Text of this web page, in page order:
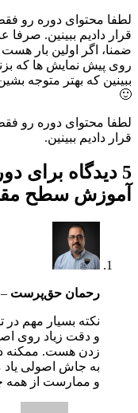
لطفا محتوای دوره رو فقط
قرار دادیم ببینین. صرفا
ضمنا، اگر اولین بار
روی پیش نمایش ها که
ببینین که بهتر متوجه
🙂
لطفا محتوای دوره رو فقط
قرار دادیم ببینین.
5 دیدگاه برای
آموزش سطح
رحمان حق‌پرست –
نکته بسیار مهم در
و دقت زیاد روی
زدن هست. ممکنه
به جاش اصولی یاد
و ممارست از همه